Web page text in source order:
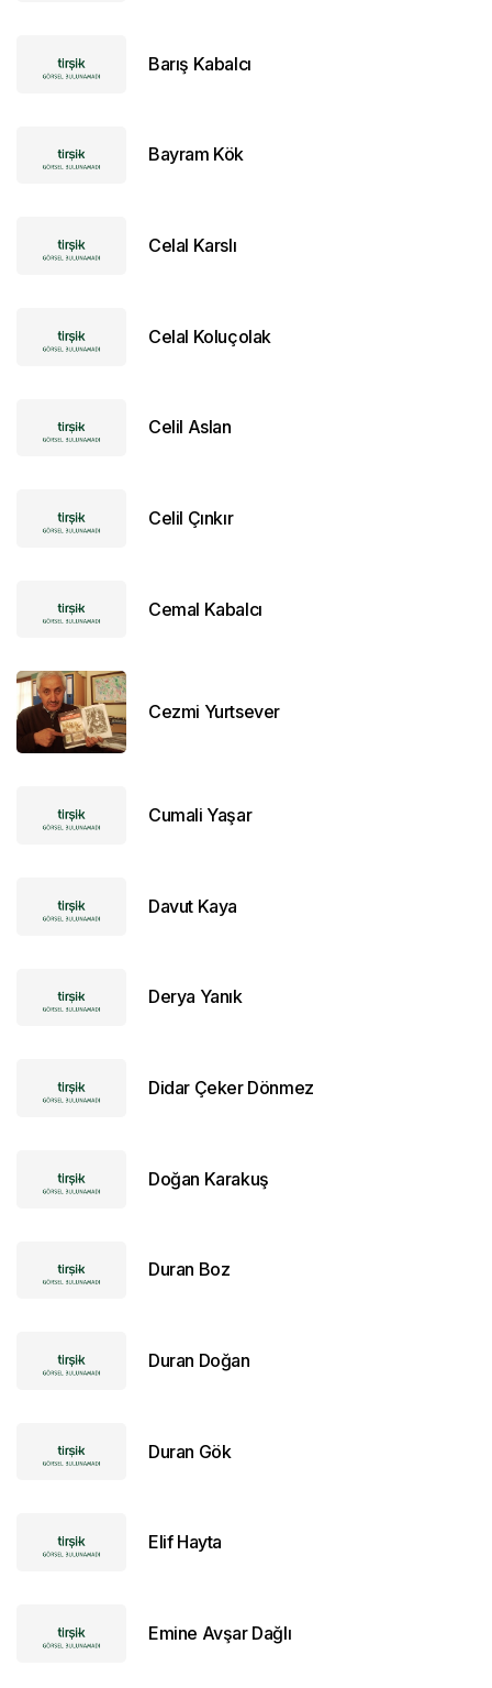
Barış Kabalcı
Bayram Kök
Celal Karslı
Celal Koluçolak
Celil Aslan
Celil Çınkır
Cemal Kabalcı
Cezmi Yurtsever
Cumali Yaşar
Davut Kaya
Derya Yanık
Didar Çeker Dönmez
Doğan Karakuş
Duran Boz
Duran Doğan
Duran Gök
Elif Hayta
Emine Avşar Dağlı